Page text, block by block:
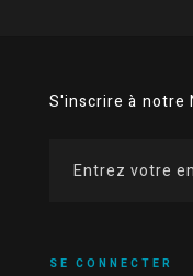
S'inscrire à notre
SE CONNECTER